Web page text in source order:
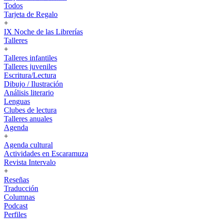
Todos
Tarjeta de Regalo
+
IX Noche de las Librerías
Talleres
+
Talleres infantiles
Talleres juveniles
Escritura/Lectura
Dibujo / Ilustración
Análisis literario
Lenguas
Clubes de lectura
Talleres anuales
Agenda
+
Agenda cultural
Actividades en Escaramuza
Revista Intervalo
+
Reseñas
Traducción
Columnas
Podcast
Perfiles